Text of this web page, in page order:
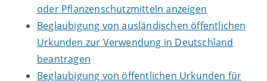
oder Pflanzenschutzmitteln anzeigen
Beglaubigung von ausländischen öffentlichen
Urkunden zur Verwendung in Deutschland
beantragen
Beglaubigung von öffentlichen Urkunden für